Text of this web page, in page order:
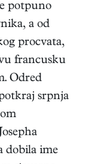
potpuno
a od
procvata,
francusku
Odred
srpnja
dobila ime